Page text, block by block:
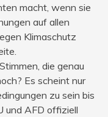
macht, wenn sie
auf allen
Klimaschutz
die genau
Es scheint nur
zu sein bis
und AFD offiziell